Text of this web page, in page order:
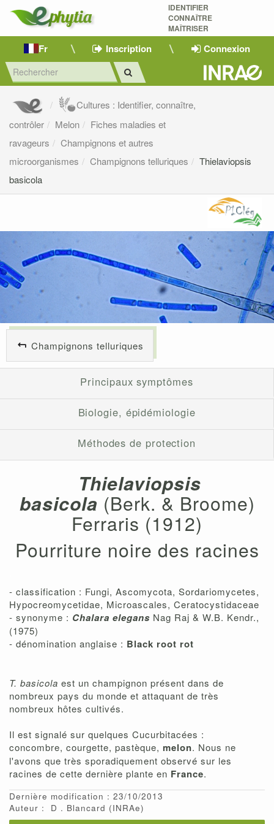
IDENTIFIER
CONNAÎTRE
MAÎTRISER
Fr Inscription Connexion
Cultures : Identifier, connaître,
contrôler
Melon
Fiches maladies et
ravageurs
Champignons et autres
microorganismes
Champignons telluriques
Thielaviopsis
basicola
Champignons telluriques
Principaux symptômes
Biologie, épidémiologie
Méthodes de protection
Thielaviopsis
basicola (Berk. & Broome)
Ferraris (1912)
Pourriture noire des racines
- classification : Fungi, Ascomycota, Sordariomycetes,
Hypocreomycetidae, Microascales, Ceratocystidaceae
- synonyme : Chalara elegans Nag Raj & W.B. Kendr.,
(1975)
- dénomination anglaise : Black root rot
T. basicola est un champignon présent dans de
nombreux pays du monde et attaquant de très
nombreux hôtes cultivés.
Il est signalé sur quelques Cucurbitacées :
concombre, courgette, pastèque, melon. Nous ne
l'avons que très sporadiquement observé sur les
racines de cette dernière plante en France.
Dernière modification : 23/10/2013
Auteur :
D Blancard (INRAe)